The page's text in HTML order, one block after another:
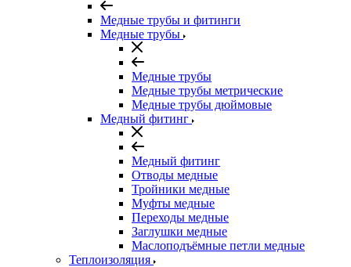
Медные трубы и фитинги
Медные трубы
Медные трубы
Медные трубы метрические
Медные трубы дюймовые
Медный фитинг
Медный фитинг
Отводы медные
Тройники медные
Муфты медные
Переходы медные
Заглушки медные
Маслоподъёмные петли медные
Теплоизоляция